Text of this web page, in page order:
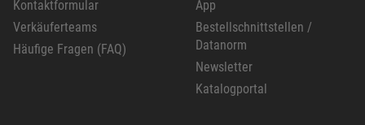
Kontaktformular
Verkäuferteams
Häufige Fragen (FAQ)
App
Bestellschnittstellen /
Datanorm
Newsletter
Katalogportal